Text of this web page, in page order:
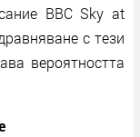
BBC Sky at
с тези
вероятността